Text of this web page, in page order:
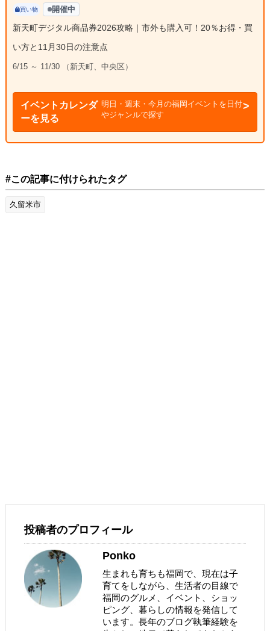
買い物 開催中
新天町デジタル商品券2026攻略｜市外も購入可！20％お得・買
い方と11月30日の注意点
6/15 ～ 11/30 （新天町、中央区）
イベントカレンダ
ーを見る
明日・週末・今月の福岡イベントを日付
やジャンルで探す
#この記事に付けられたタグ
久留米市
投稿者のプロフィール
Ponko
生まれも育ちも福岡で、現在は子
育てをしながら、生活者の目線で
福岡のグルメ、イベント、ショッ
ピング、暮らしの情報を発信して
います。長年のブログ執筆経験を